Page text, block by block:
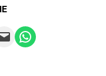
Telegram
this Page
Share on WhatsApp